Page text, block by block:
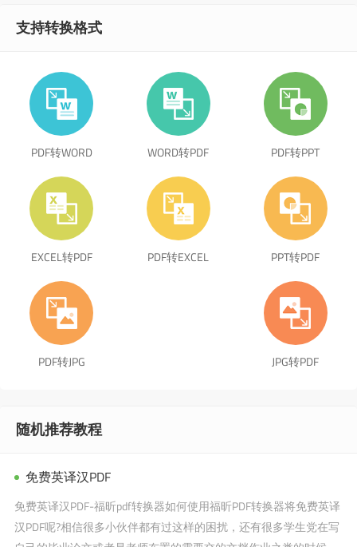
支持转换格式
PDF转WORD WORD转PDF PDF转PPT
EXCEL转PDF PDF转EXCEL PPT转PDF
PDF转JPG JPG转PDF
随机推荐教程
免费英译汉PDF
免费英译汉PDF-福昕pdf转换器如何使用福昕PDF转换器将免费英译
汉PDF呢?相信很多小伙伴都有过这样的困扰，还有很多学生党在写